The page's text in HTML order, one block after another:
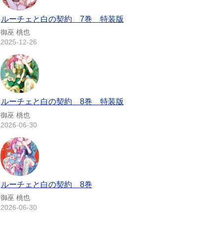
ルーチェと白の契約 7巻 特装版
御巫 桃也
2025-12-26
ルーチェと白の契約 8巻 特装版
御巫 桃也
2026-06-30
ルーチェと白の契約 8巻
御巫 桃也
2026-06-30